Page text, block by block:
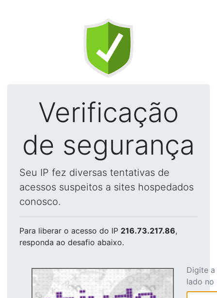
Verificação
de segurança
Seu IP fez diversas tentativas de
acessos suspeitos a sites hospedados
conosco.
Para liberar o acesso do IP 216.73.217.86,
responda ao desafio abaixo.
Digite
lado no